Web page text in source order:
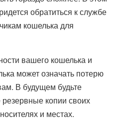
обратиться к службе
кошелька для
вашего кошелька и
может означать потерю
В будущем будьте
копии своих
и местах.